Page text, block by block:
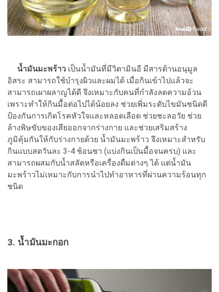
น้ำมันมะพร้าว เป็นน้ำมันที่มีวิตามินอี มีสารต้านอนุมูล
อิสระ สามารถใช้บำรุงผิวและผมได้ เมื่อกินเข้าไปแล้วจะ
สามารถเผาผลาญได้ดี จึงเหมาะกับคนที่กำลังลดความอ้วน
เพราะทำให้กินมื้อต่อไปได้น้อยลง ช่วยเพิ่มระดับไขมันชนิดดี
ป้องกันการเกิดโรคหัวใจและหลอดเลือด ช่วยชะลอวัย ช่วย
ล้างพิษขับของเสียออกจากร่างกาย และช่วยเสริมสร้าง
ภูมิคุ้มกันให้กับร่างกายด้วย น้ำมันมะพร้าว จึงเหมาะสำหรับ
กินแบบสดวันละ 3-4 ช้อนชา (แบ่งกินเป็นมื้อจนครบ) และ
สามารถผสมกับน้ำสลัดหรือเครื่องดื่มต่างๆ ได้ แต่น้ำมัน
มะพร้าวไม่เหมาะกับการนำไปทำอาหารที่ผ่านความร้อนทุก
ชนิด
3. น้ำมันมะกอก